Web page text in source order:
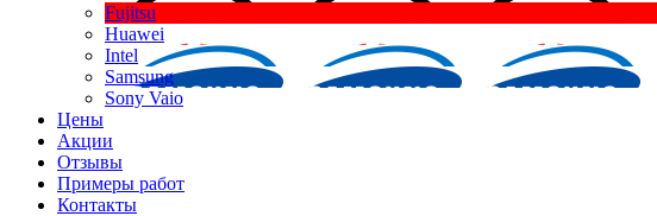
Fujitsu
Huawei
Intel
Samsung
Sony Vaio
Цены
Акции
Отзывы
Примеры работ
Контакты